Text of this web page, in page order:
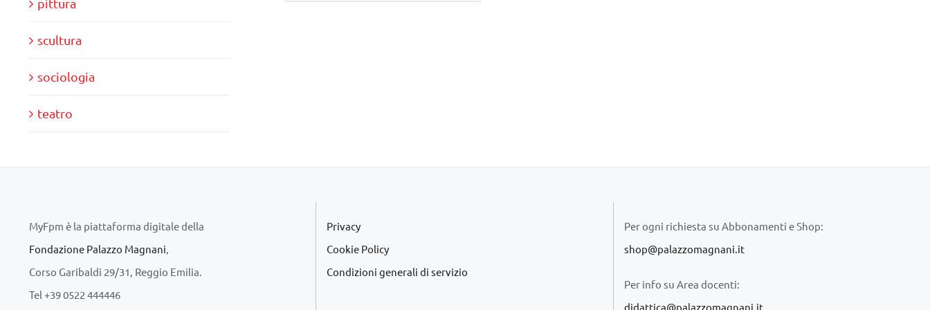
scultura
sociologia
teatro
MyFpm è la piattaforma digitale della
Fondazione Palazzo Magnani
Corso Garibaldi 29/31, Reggio Emilia.
Tel +39 0522 444446
Privacy
Cookie Policy
Condizioni generali di servizio
Per ogni richiesta su Abbonamenti e Shop:
shop@palazzomagnani.it
Per info su Area docenti:
didattica@palazzomagnani.it